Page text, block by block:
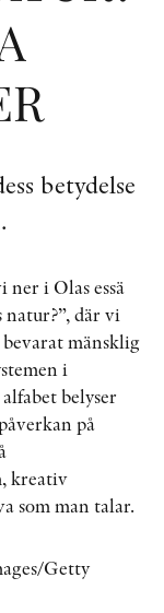
PATRIK MÖTER
VIDEOGALLERI
UTMÄRKELSER
PRESSKONTAKT
PROCESSEN
betydelse
i Olas essä
natur?”, där vi
mänsklig
i
belyser
på
kreativ
som man talar.
Getty